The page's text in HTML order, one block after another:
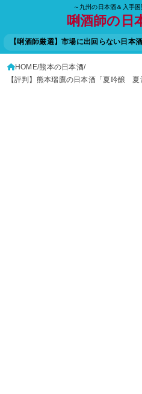
～九州の日本酒＆入手
唎酒師の日
【唎酒師厳選】市場に出回らない日本
HOME 熊本の日本酒
【評判】熊本瑞鷹の日本酒「夏吟醸